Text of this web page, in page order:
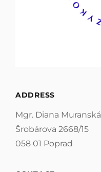
ADDRESS
Mgr. Diana Muranská
Šrobárova 2668/15
058 01 Poprad